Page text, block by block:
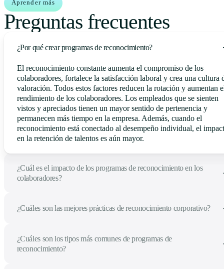
Aprender más
Preguntas frecuentes
¿Por qué crear programas de reconocimiento?
El reconocimiento constante aumenta el compromiso de los
colaboradores, fortalece la satisfacción laboral y crea una cultura
valoración. Todos estos factores reducen la rotación y aumentan
rendimiento de los colaboradores. Los empleados que se sienten
vistos y apreciados tienen un mayor sentido de pertenencia y
permanecen más tiempo en la empresa. Además, cuando el
reconocimiento está conectado al desempeño individual, el
en la retención de talentos es aún mayor.
¿Cuál es el impacto de los programas de reconocimiento en los
colaboradores?
¿Cuáles son las mejores prácticas de reconocimiento corporativo?
¿Cuáles son los tipos más comunes de programas de
reconocimiento?